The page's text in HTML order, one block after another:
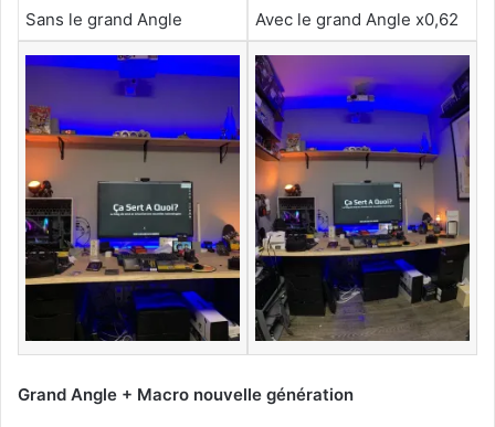
Sans le grand Angle Avec le grand Angle x0,62
Grand Angle + Macro nouvelle génération